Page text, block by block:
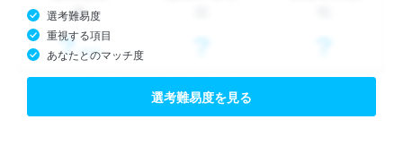
選考難易度
重視する項目
あなたとのマッチ度
選考難易度を見る